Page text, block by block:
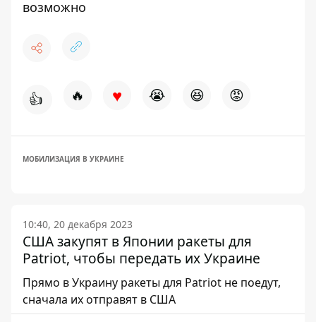
возможно
👍 🔥 ♥ 😭 😆 😡
МОБИЛИЗАЦИЯ В УКРАИНЕ
10:40, 20 декабря 2023
США закупят в Японии ракеты для
Patriot, чтобы передать их Украине
Прямо в Украину ракеты для Patriot не поедут,
сначала их отправят в США